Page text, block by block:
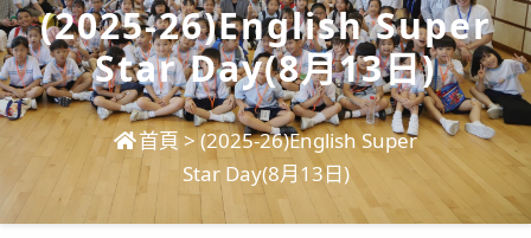
(2025-26)English Super
Star Day(8月13日)
首頁> (2025-26)English Super
Star Day(8月13日)